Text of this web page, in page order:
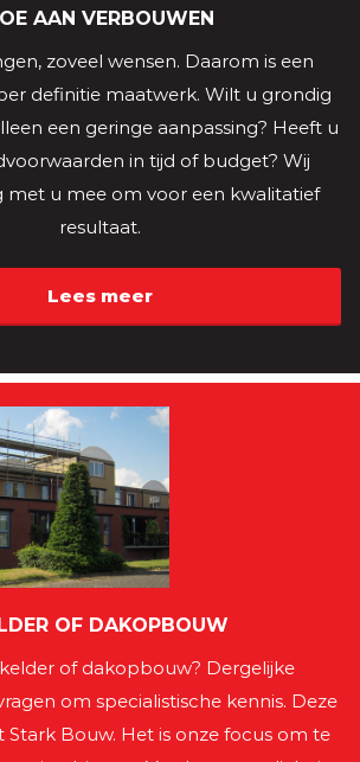
AAN VERBOUWEN
zoveel wensen. Daarom is een
definitie maatwerk. Wilt u grondig
een geringe aanpassing? Heeft u
in tijd of budget? Wij
met u mee om voor een kwalitatief
resultaat.
Lees meer
OF DAKOPBOUW
of dakopbouw? Dergelijke
om specialistische kennis. Deze
Stark Bouw. Het is onze focus om te